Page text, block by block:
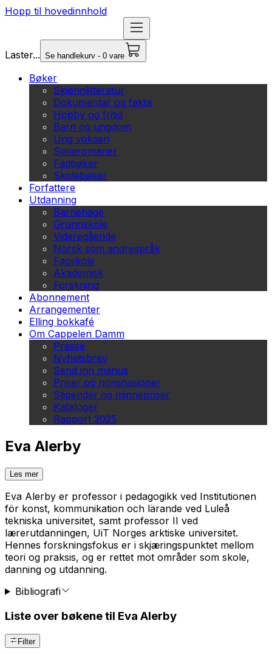
Hopp til hovedinnhold
Laster... Se handlekurv - 0 vare
Bøker
Skjønnlitteratur
Dokumentar og fakta
Hobby og fritid
Barn og ungdom
Ung voksen
Serieromaner
Fagbøker
Skolebøker
Forfattere
Utdanning
Barnehage
Grunnskole
Videregående
Norsk som andrespråk
Fagskole
Akademisk
Forskning
Abonnement
Arrangementer
Elling bokkafé
Om Cappelen Damm
Presse
Nyhetsbrev
Send inn manus
Priser og nominasjoner
Stipender og minnepriser
Kataloger
Rapport 2025
Eva Alerby
Les mer
Eva Alerby er professor i pedagogikk ved Institutionen
för konst, kommunikation och lärande ved Luleå
tekniska universitet, samt professor II ved
lærerutdanningen, UiT Norges arktiske universitet.
Hennes forskningsfokus er i skjæringspunktet mellom
teori og praksis, og er rettet mot områder som skole,
danning og utdanning.
Bibliografi
Liste over bøkene til Eva Alerby
Filter